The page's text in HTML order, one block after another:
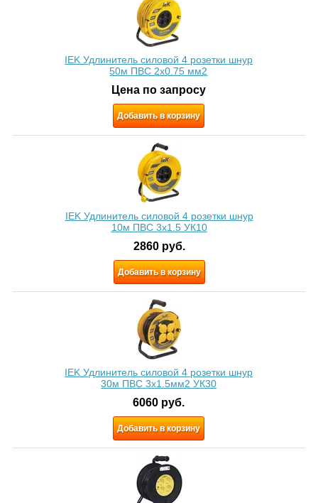
IEK Удлинитель силовой 4 розетки шнур
50м ПВС 2х0.75 мм2
Цена по запросу
Добавить в корзину
IEK Удлинитель силовой 4 розетки шнур
10м ПВС 3x1.5 УК10
2860 руб.
Добавить в корзину
IEK Удлинитель силовой 4 розетки шнур
30м ПВС 3х1.5мм2 УК30
6060 руб.
Добавить в корзину